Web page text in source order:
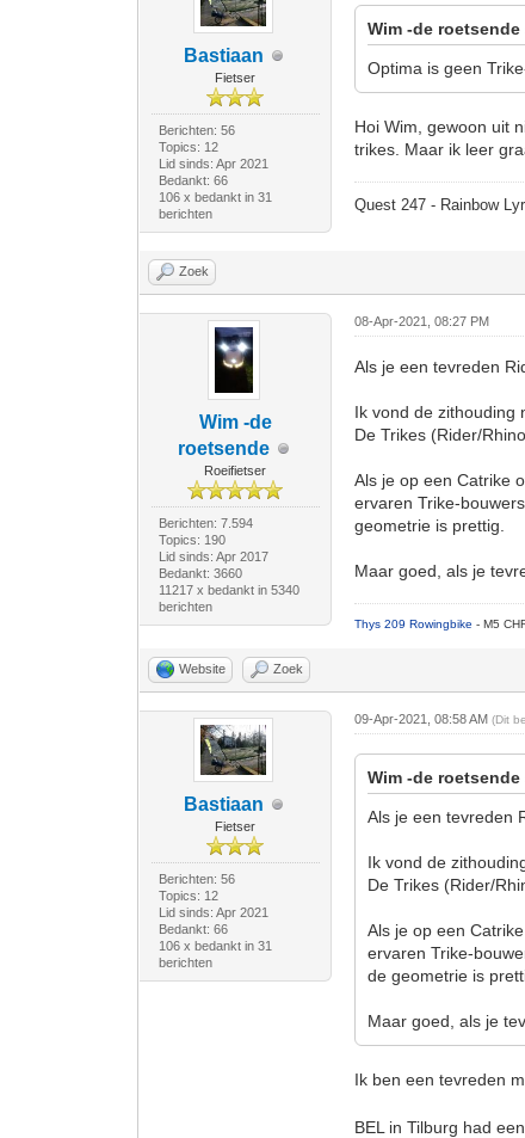
Bastiaan
Fietser
Berichten: 56
Topics: 12
Lid sinds: Apr 2021
Bedankt: 66
106 x bedankt in 31
berichten
Wim -de
Optima is geen
Hoi Wim, gewoon uit
trikes. Maar ik leer
Quest 247 - Rainbow
Zoek
Wim -de
roetsende
Roeifietser
Berichten: 7.594
Topics: 190
Lid sinds: Apr 2017
Bedankt: 3660
11217 x bedankt in 5340
berichten
08-Apr-2021, 08:27 PM
Als je een tevreden
Ik vond de zithouding
De Trikes (Rider/
Als je op een Catrike
ervaren Trike-
geometrie is prettig.
Maar goed, als je
Thys 209 Rowingbike- M5
Website Zoek
Bastiaan
Fietser
Berichten: 56
Topics: 12
Lid sinds: Apr 2021
Bedankt: 66
106 x bedankt in 31
berichten
09-Apr-2021, 08:58 AM(Dit
Wim -de
Als je een tevreden
Ik vond de
De Trikes (Rider/
Als je op een
ervaren Trike-
de geometrie is
Maar goed, als je
Ik ben een tevreden
BEL in Tilburg had